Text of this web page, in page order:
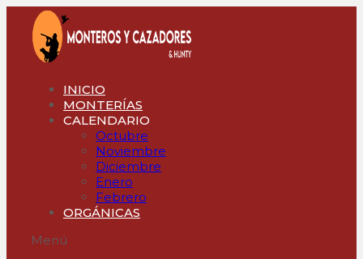
contenido
INICIO
MONTERÍAS
CALENDARIO
Octubre
Noviembre
Diciembre
Enero
Febrero
ORGÁNICAS
Menú